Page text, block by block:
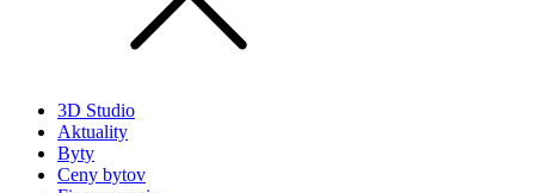
3D Studio
Aktuality
Byty
Ceny bytov